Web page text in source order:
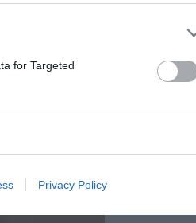
for Targeted
Privacy Policy